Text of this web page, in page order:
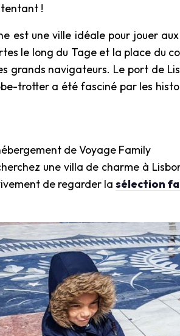
tentant !
est une ville idéale pour jouer
le long du Tage et la place du
grands navigateurs. Le port de
trotter a été fasciné par les
de Voyage Family
une villa de charme à
de regarder la sélection